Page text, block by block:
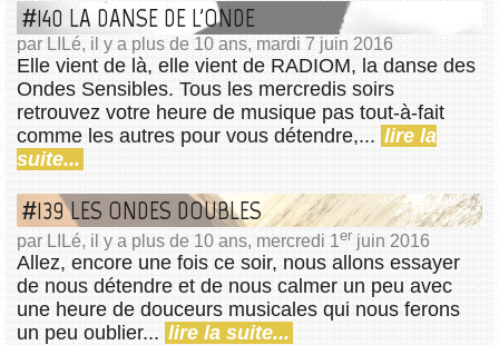
#140 LA DANSE DE L'ONDE
par LILé, il y a plus de 10 ans, mardi 7 juin 2016
Elle vient de là, elle vient de RADIOM, la danse des
Ondes Sensibles. Tous les mercredis soirs
retrouvez votre heure de musique pas tout-à-fait
comme les autres pour vous détendre,... lire la
suite...
#139 LES ONDES DOUBLES
par LILé, il y a plus de 10 ans, mercredi 1er juin 2016
Allez, encore une fois ce soir, nous allons essayer
de nous détendre et de nous calmer un peu avec
une heure de douceurs musicales qui nous ferons
un peu oublier... lire la suite...